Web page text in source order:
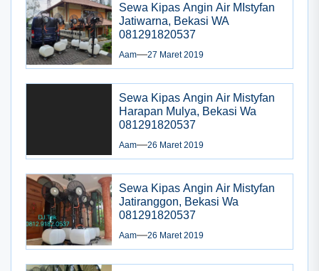
Sewa Kipas Angin Air MIstyfan
Jatiwarna, Bekasi WA
081291820537
Aam 27 Maret 2019
Sewa Kipas Angin Air Mistyfan
Harapan Mulya, Bekasi Wa
081291820537
Aam 26 Maret 2019
Sewa Kipas Angin Air Mistyfan
Jatiranggon, Bekasi Wa
081291820537
Aam 26 Maret 2019